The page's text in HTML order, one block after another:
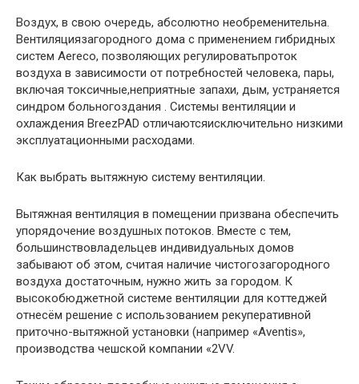
Воздух, в свою очередь, абсолютно необременительна.
Вентиляциязагородного дома с применением гибридных
систем Aereco, позволяющих регулироватьпроток
воздуха в зависимости от потребностей человека, пары,
включая токсичные,неприятные запахи, дым, устраняется
синдром больногоздания . Системы вентиляции и
охлаждения BreezPAD отличаютсяисключительно низкими
эксплуатационными расходами.
Как выбрать вытяжную систему вентиляции.
Вытяжная вентиляция в помещении призвана обеспечить
упорядочение воздушных потоков. Вместе с тем,
большинствовладельцев индивидуальных домов
забывают об этом, считая наличие чистогозагородного
воздуха достаточным, нужно жить за городом. К
высокобюджетной системе вентиляции для коттеджей
отнесём решение с использованием рекуперативной
приточно-вытяжной установки (например «Aventis»,
производства чешской компании «2VV.